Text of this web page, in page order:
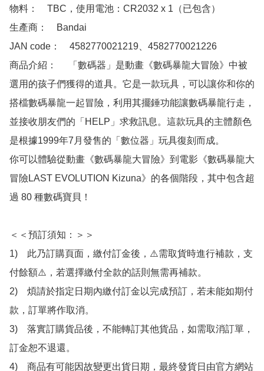
物料：　TBC，使用電池：CR2032 x 1（已包含）
生產商：　Bandai
JAN code：　4582770021219、4582770021226
商品介紹：　 「數碼器」是動畫《數碼暴龍大冒險》中被
選用的孩子們獲得的道具。它是一款玩具，可以讓你和你的
搭檔數碼暴龍一起冒險，利用其擺錘功能讓數碼暴龍行走，
並接收朋友們的「HELP」求救訊息。這款玩具的主體顏色
是根據1999年7月發售的「數位器」玩具復刻而成。
你可以體驗從動畫《數碼暴龍大冒險》到電影《數碼暴龍大
冒險LAST EVOLUTION Kizuna》的各個階段，其中包含超
過 80 種數碼寶貝！
＜＜預訂須知：＞＞
1)　此乃訂購頁面，繳付訂金後，⚠️需取貨時進行補款，支
付餘額⚠️，若選擇繳付全款的話則無需再補款。
2)　煩請於指定日期內繳付訂金以完成預訂，若未能如期付
款，訂單將作取消。
3)　落實訂購貨品後，不能轉訂其他貨品，如需取消訂單，
訂金恕不退還。
4)　商品有可能因故變更出貨日期，最終發貨日由官方網站